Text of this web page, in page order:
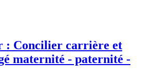
: Concilier carrière et
maternité - paternité -